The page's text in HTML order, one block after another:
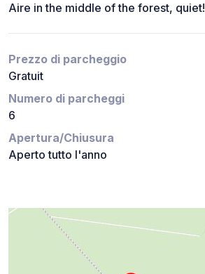
Aire in the middle of the forest, quiet!
Prezzo di parcheggio
Gratuit
Numero di parcheggi
6
Apertura/Chiusura
Aperto tutto l'anno